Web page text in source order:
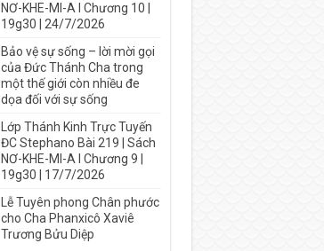
NƠ-KHE-MI-A I Chương 10 |
19g30 | 24/7/2026
Bảo vệ sự sống – lời mời gọi
của Đức Thánh Cha trong
một thế giới còn nhiều đe
dọa đối với sự sống
Lớp Thánh Kinh Trực Tuyến
ĐC Stephano Bài 219 | Sách
NƠ-KHE-MI-A I Chương 9 |
19g30 | 17/7/2026
Lễ Tuyên phong Chân phước
cho Cha Phanxicô Xaviê
Trương Bửu Diệp